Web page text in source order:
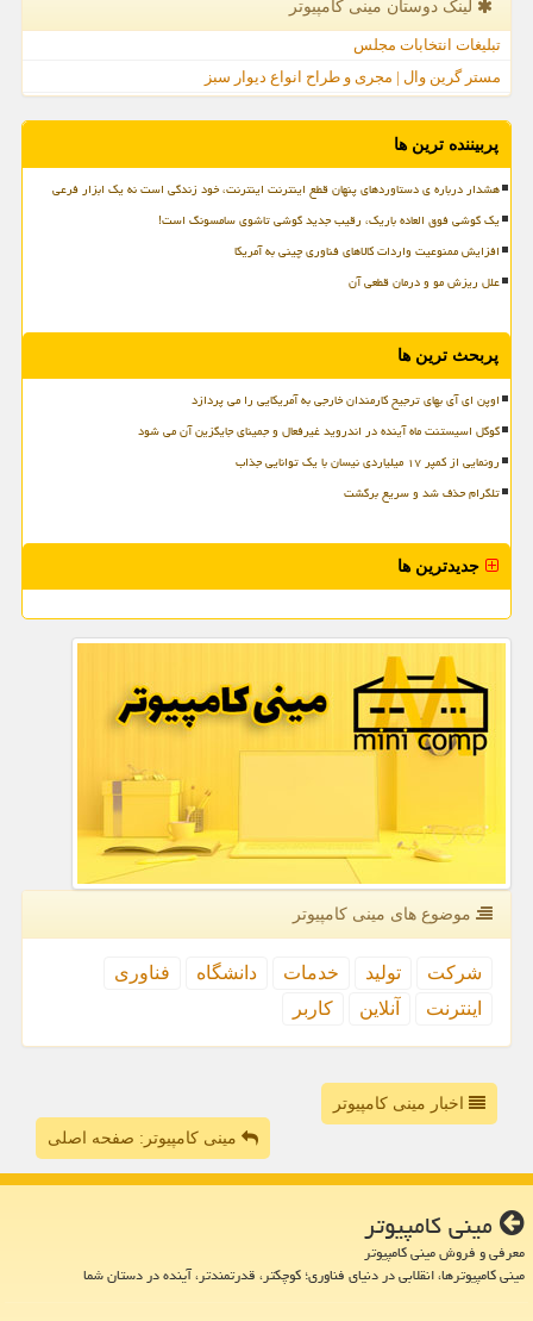
لینک دوستان مینی كامپیوتر
تبلیغات انتخابات مجلس
مستر گرین وال | مجری و طراح انواع دیوار سبز
پربیننده ترین ها
هشدار درباره ی دستاوردهای پنهان قطع اینترنت اینترنت، خود زندگی است نه یک ابزار فرعی
یک گوشی فوق العاده باریک، رقیب جدید گوشی تاشوی سامسونگ است!
افزایش ممنوعیت واردات کالاهای فناوری چینی به آمریکا
علل ریزش مو و درمان قطعی آن
پربحث ترین ها
اوپن ای آی بهای ترجیح کارمندان خارجی به آمریکایی را می پردازد
گوگل اسیستنت ماه آینده در اندروید غیرفعال و جمینای جایگزین آن می شود
رونمایی از کمپر ۱۷ میلیاردی نیسان با یک توانایی جذاب
تلگرام حذف شد و سریع برگشت
جدیدترین ها
موضوع های مینی كامپیوتر
شركت تولید خدمات دانشگاه
فناوری
اینترنت
آنلاین كاربر
اخبار مینی کامپیوتر
مینی کامپیوتر: صفحه اصلی
مینی كامپیوتر
معرفی و فروش مینی کامپیوتر
مینی کامپیوترها، انقلابی در دنیای فناوری؛ کوچکتر، قدرتمندتر، آینده در دستان شما